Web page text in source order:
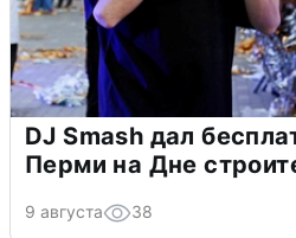
DJ Smash дал
Перми на Дне
9 августа 38